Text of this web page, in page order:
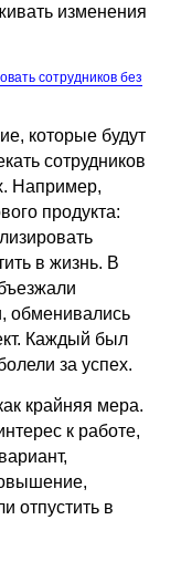
изменения
сотрудников без
которые будут
сотрудников
Например,
продукта:
в жизнь. В
обменивались
Каждый был
за успех.
крайняя мера.
к работе,
отпустить в